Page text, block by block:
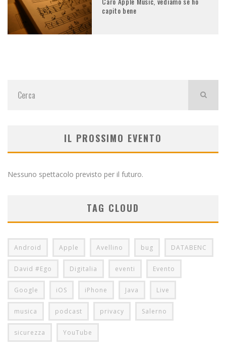
capito bene
IL PROSSIMO EVENTO
Nessuno spettacolo previsto per il futuro.
TAG CLOUD
Android Apple Avellino bug DATABENC
David #Ego Digitalia eventi Evento
Google iOS iPhone Java Live
musica podcast privacy Salerno
sicurezza YouTube